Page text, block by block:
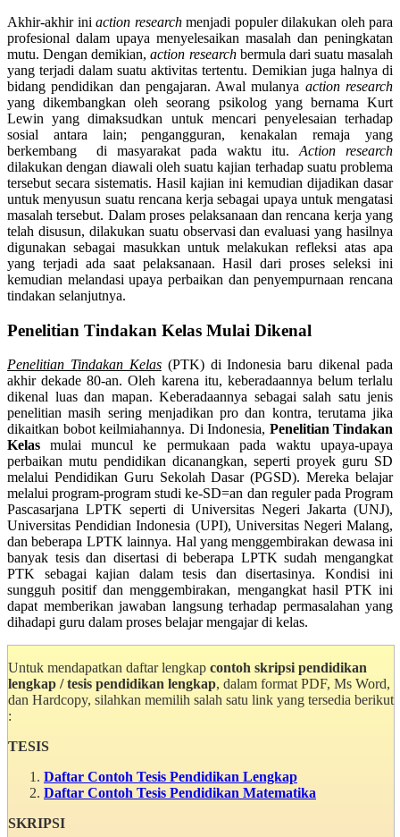
Akhir-akhir ini action research menjadi populer dilakukan oleh para
profesional dalam upaya menyelesaikan masalah dan peningkatan
mutu. Dengan demikian,action research bermula dari suatu masalah
yang terjadi dalam suatu aktivitas tertentu. Demikian juga halnya di
bidang pendidikan dan pengajaran. Awal mulanya action research
yang dikembangkan oleh seorang psikolog yang bernama Kurt
Lewin yang dimaksudkan untuk mencari penyelesaian terhadap
sosial antara lain; pengangguran, kenakalan remaja yang
berkembang di masyarakat pada waktu itu. Action research
dilakukan dengan diawali oleh suatu kajian terhadap suatu problema
tersebut secara sistematis. Hasil kajian ini kemudian dijadikan dasar
untuk menyusun suatu rencana kerja sebagai upaya untuk mengatasi
masalah tersebut. Dalam proses pelaksanaan dan rencana kerja yang
telah disusun, dilakukan suatu observasi dan evaluasi yang hasilnya
digunakan sebagai masukkan untuk melakukan refleksi atas apa
yang terjadi ada saat pelaksanaan. Hasil dari proses seleksi ini
kemudian melandasi upaya perbaikan dan penyempurnaan rencana
tindakan selanjutnya.
Penelitian Tindakan Kelas Mulai Dikenal
Penelitian Tindakan Kelas(PTK) di Indonesia baru dikenal pada
akhir dekade 80-an. Oleh karena itu, keberadaannya belum terlalu
dikenal luas dan mapan. Keberadaannya sebagai salah satu jenis
penelitian masih sering menjadikan pro dan kontra, terutama jika
dikaitkan bobot keilmiahannya. Di Indonesia, Penelitian Tindakan
Kelas mulai muncul ke permukaan pada waktu upaya-upaya
perbaikan mutu pendidikan dicanangkan, seperti proyek guru SD
melalui Pendidikan Guru Sekolah Dasar (PGSD). Mereka belajar
melalui program-program studi ke-SD=an dan reguler pada Program
Pascasarjana LPTK seperti di Universitas Negeri Jakarta (UNJ),
Universitas Pendidian Indonesia (UPI), Universitas Negeri Malang,
dan beberapa LPTK lainnya. Hal yang menggembirakan dewasa ini
banyak tesis dan disertasi di beberapa LPTK sudah mengangkat
PTK sebagai kajian dalam tesis dan disertasinya. Kondisi ini
sungguh positif dan menggembirakan, mengangkat hasil PTK ini
dapat memberikan jawaban langsung terhadap permasalahan yang
dihadapi guru dalam proses belajar mengajar di kelas.
Untuk mendapatkan daftar lengkap contoh skripsi pendidikan
lengkap / tesis pendidikan lengkap, dalam format PDF, Ms Word,
dan Hardcopy, silahkan memilih salah satu link yang tersedia berikut
:
TESIS
Daftar Contoh Tesis Pendidikan Lengkap
Daftar Contoh Tesis Pendidikan Matematika
SKRIPSI